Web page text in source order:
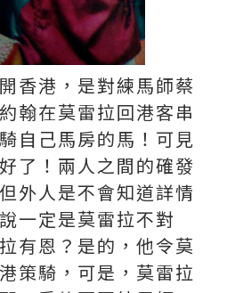
香港，是對練馬師蔡
翰在莫雷拉回港客串
自己馬房的馬！可見
了！兩人之間的確發
外人是不會知道詳情
一定是莫雷拉不對
有恩？是的，他令莫
策騎，可是，莫雷拉